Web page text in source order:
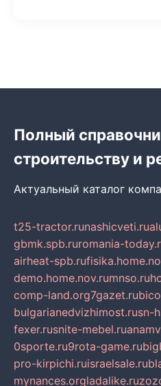
Полный
строительству и
Актуальный каталог
t25-tractor.runashicveti.ru
gbmk.spb.ruromania-
airheat-spb.ru
demo.home.nov.rumnso.ru
comp-land.org7gazet.ru
bulgarianedvizhimost.rusn-
fexer.rusnite-mebel.ru
0sporte.ru9rota-game.ru
pro-kirpichi.ruisraelsale.ru
mynances.orgladalike.ru